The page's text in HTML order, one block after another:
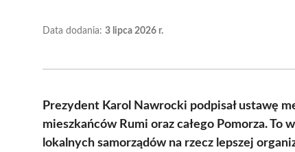
Data dodania: 3 lipca 2026 r.
Prezydent Karol Nawrocki podpisał ustawę
mieszkańców Rumi oraz całego Pomorza.
lokalnych samorządów na rzecz lepszej